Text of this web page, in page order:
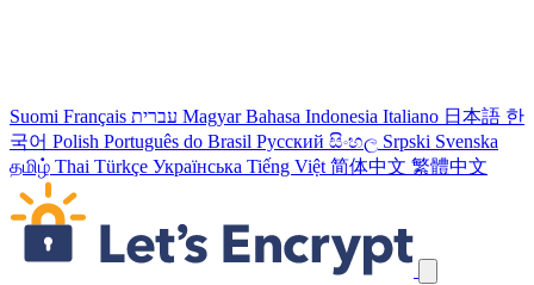
Suomi Français עברית Magyar Bahasa Indonesia Italiano 日本語 한
국어 Polish Português do Brasil Русский සිංහල Srpski Svenska
தமிழ் Thai Türkçe Українська Tiếng Việt 简体中文 繁體中文
Ohita navigointilinkit